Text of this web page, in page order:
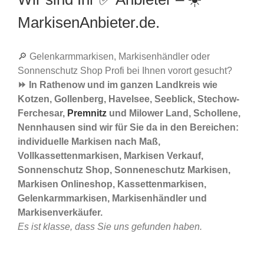
MarkisenAnbieter.de.
🔎 Gelenkarmmarkisen, Markisenhändler oder
Sonnenschutz Shop Profi bei Ihnen vorort gesucht?
⏩ In Rathenow und im ganzen Landkreis wie
Kotzen, Gollenberg, Havelsee, Seeblick, Stechow-
Ferchesar, Premnitz und Milower Land, Schollene,
Nennhausen sind wir für Sie da in den Bereichen:
individuelle Markisen nach Maß,
Vollkassettenmarkisen, Markisen Verkauf,
Sonnenschutz Shop, Sonneneschutz Markisen,
Markisen Onlineshop, Kassettenmarkisen,
Gelenkarmmarkisen, Markisenhändler und
Markisenverkäufer.
Es ist klasse, dass Sie uns gefunden haben.